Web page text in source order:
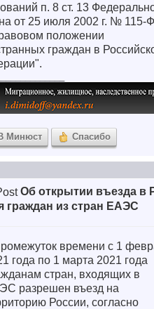
п. 8 ст. 13
от 25 июля 2002 г. № 115-
положении
граждан в
Минюст Спасибо
Об открытии въезда в
граждан из стран ЕАЭС
времени с 1
года по 1 марта 2021 года
стран, входящих в
разрешен въезд на
России, согласно